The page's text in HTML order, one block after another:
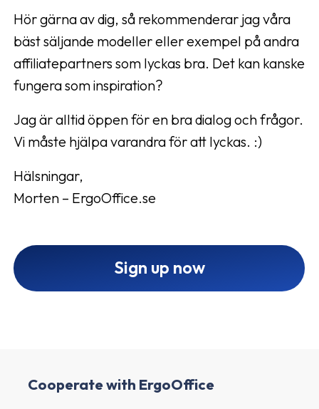
Hör gärna av dig, så rekommenderar jag våra
bäst säljande modeller eller exempel på andra
affiliatepartners som lyckas bra. Det kan kanske
fungera som inspiration?
Jag är alltid öppen för en bra dialog och frågor.
Vi måste hjälpa varandra för att lyckas. :)
Hälsningar,
Morten – ErgoOffice.se
Sign up now
Cooperate with ErgoOffice